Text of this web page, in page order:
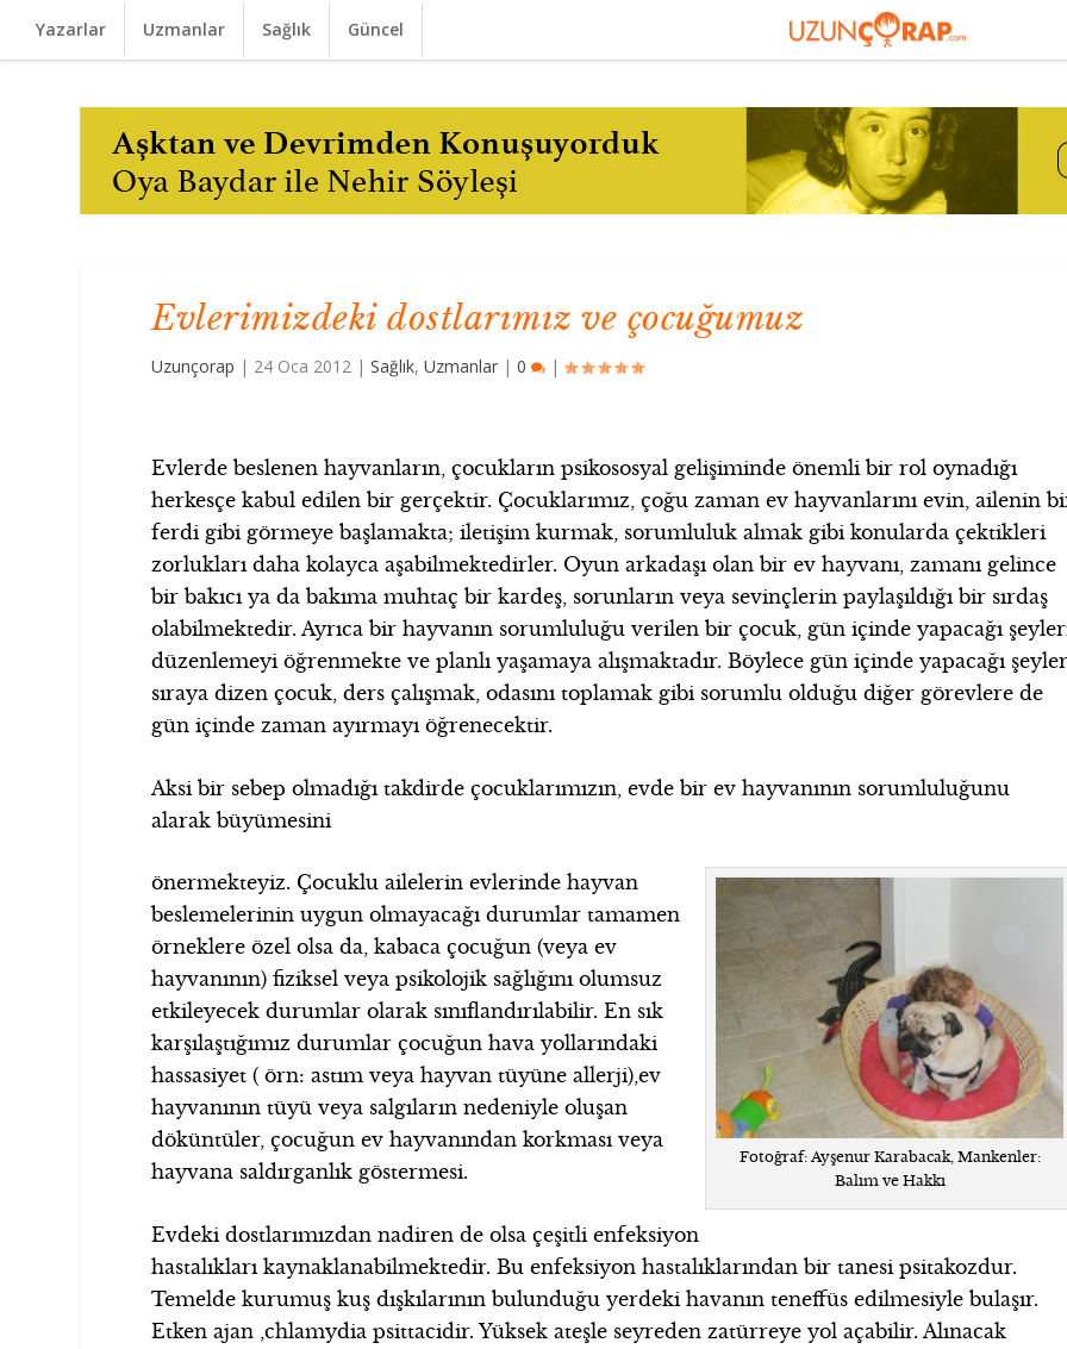
Yazarlar Uzmanlar Sağlık Güncel
Evlerimizdeki dostlarımız ve çocuğumuz
Uzunçorap | 24 Oca 2012 |Sağlık,Uzmanlar |0 |
Evlerde beslenen hayvanların, çocukların psikososyal gelişiminde önemli bir rol oynadığı
herkesçe kabul edilen bir gerçektir. Çocuklarımız, çoğu zaman ev hayvanlarını evin, ailenin
ferdi gibi görmeye başlamakta; iletişim kurmak, sorumluluk almak gibi konularda çektikleri
zorlukları daha kolayca aşabilmektedirler. Oyun arkadaşı olan bir ev hayvanı, zamanı gelince
bir bakıcı ya da bakıma muhtaç bir kardeş, sorunların veya sevinçlerin paylaşıldığı bir sırdaş
olabilmektedir. Ayrıca bir hayvanın sorumluluğu verilen bir çocuk, gün içinde yapacağı
düzenlemeyi öğrenmekte ve planlı yaşamaya alışmaktadır. Böylece gün içinde yapacağı
sıraya dizen çocuk, ders çalışmak, odasını toplamak gibi sorumlu olduğu diğer görevlere de
gün içinde zaman ayırmayı öğrenecektir.
Aksi bir sebep olmadığı takdirde çocuklarımızın, evde bir ev hayvanının sorumluluğunu
alarak büyümesini
Fotoğraf: Ayşenur Karabacak, Mankenler:
Balım ve Hakkı
önermekteyiz. Çocuklu ailelerin evlerinde hayvan
beslemelerinin uygun olmayacağı durumlar tamamen
örneklere özel olsa da, kabaca çocuğun (veya ev
hayvanının) fiziksel veya psikolojik sağlığını olumsuz
etkileyecek durumlar olarak sınıflandırılabilir. En sık
karşılaştığımız durumlar çocuğun hava yollarındaki
hassasiyet ( örn: astım veya hayvan tüyüne allerji),ev
hayvanının tüyü veya salgıların nedeniyle oluşan
döküntüler, çocuğun ev hayvanından korkması veya
hayvana saldırganlık göstermesi.
Evdeki dostlarımızdan nadiren de olsa çeşitli enfeksiyon
hastalıkları kaynaklanabilmektedir. Bu enfeksiyon hastalıklarından bir tanesi psitakozdur.
Temelde kurumuş kuş dışkılarının bulunduğu yerdeki havanın teneffüs edilmesiyle bulaşır.
Etken ajan ,chlamydia psittacidir. Yüksek ateşle seyreden zatürreye yol açabilir. Alınacak